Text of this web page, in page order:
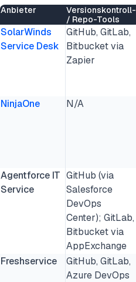
Anbieter
Versionskontroll-
/ Repo-Tools
SolarWinds
Service Desk
GitHub, GitLab,
Bitbucket via
Zapier
NinjaOne N/A
Agentforce IT
Service
GitHub (via
Salesforce
DevOps
Center); GitLab,
Bitbucket via
AppExchange
Freshservice
GitHub, GitLab,
Azure DevOps